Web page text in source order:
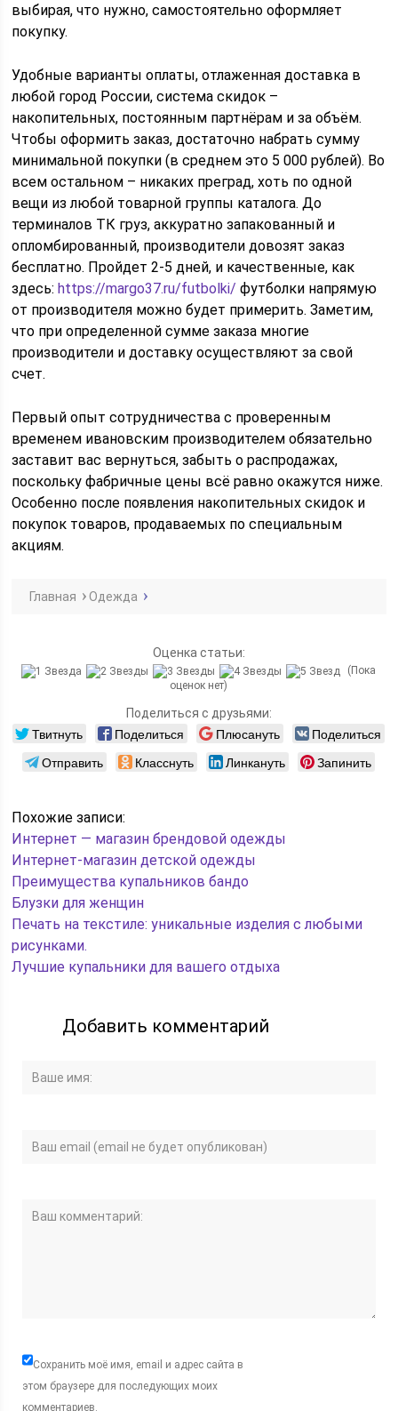
выбирая, что нужно, самостоятельно оформляет
покупку.
Удобные варианты оплаты, отлаженная доставка в
любой город России, система скидок –
накопительных, постоянным партнёрам и за объём.
Чтобы оформить заказ, достаточно набрать сумму
минимальной покупки (в среднем это 5 000 рублей). Во
всем остальном – никаких преград, хоть по одной
вещи из любой товарной группы каталога. До
терминалов ТК груз, аккуратно запакованный и
опломбированный, производители довозят заказ
бесплатно. Пройдет 2-5 дней, и качественные, как
здесь:https://margo37.ru/futbolki/ футболки напрямую
от производителя можно будет примерить. Заметим,
что при определенной сумме заказа многие
производители и доставку осуществляют за свой
счет.
Первый опыт сотрудничества с проверенным
временем ивановским производителем обязательно
заставит вас вернуться, забыть о распродажах,
поскольку фабричные цены всё равно окажутся ниже.
Особенно после появления накопительных скидок и
покупок товаров, продаваемых по специальным
акциям.
Главная Одежда
Оценка статьи:
(Пока
оценок нет)
Поделиться с друзьями:
Твитнуть Поделиться Плюсануть
Поделиться
Отправить
Класснуть Линкануть Запинить
Похожие записи:
Интернет — магазин брендовой одежды
Интернет-магазин детской одежды
Преимущества купальников бандо
Блузки для женщин
Печать на текстиле: уникальные изделия с любыми
рисунками.
Лучшие купальники для вашего отдыха
Добавить комментарий
Сохранить моё имя, email и адрес сайта в
этом браузере для последующих моих
комментариев.